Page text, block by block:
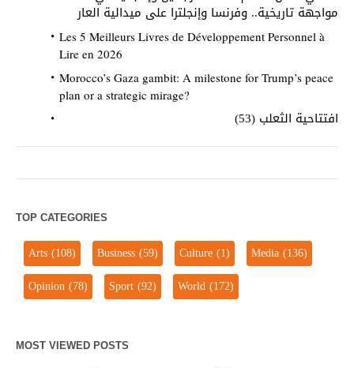
مواجهة تاريخية.. وفرنسا وإنجلترا على ميدالية العار
Les 5 Meilleurs Livres de Développement Personnel à
Lire en 2026
Morocco’s Gaza gambit: A milestone for Trump’s peace
plan or a strategic mirage?
افتتاحية الثعلب (53)
TOP CATEGORIES
Arts(108) Business(59) Culture(1) Media(136)
Opinion(78) Sport(92) World(172)
MOST VIEWED POSTS